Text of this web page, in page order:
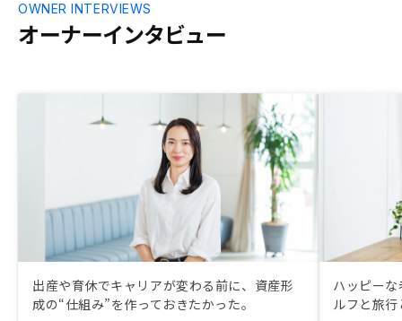
オーナーインタビュー
OWNER INTERVIEWS
出産や育休でキャリアが変わる前に、資産形
成の“仕組み”を作っておきたかった。
ハッピー
ルフと旅